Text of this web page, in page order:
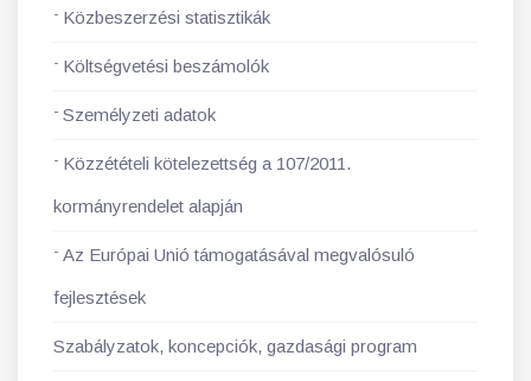
Közbeszerzési statisztikák
Költségvetési beszámolók
Személyzeti adatok
Közzétételi kötelezettség a 107/2011.
kormányrendelet alapján
Az Európai Unió támogatásával megvalósuló
fejlesztések
Szabályzatok, koncepciók, gazdasági program